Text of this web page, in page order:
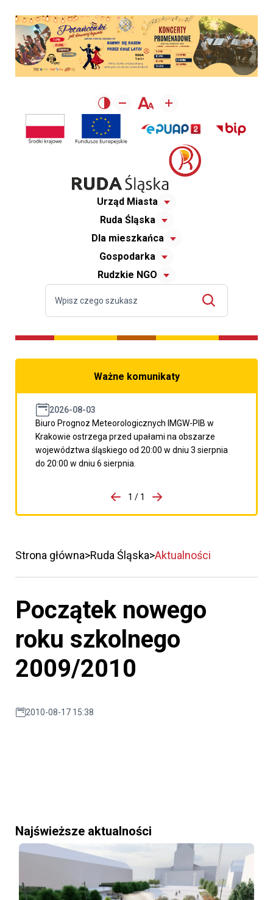
Urząd Miasta
Ruda Śląska
Dla mieszkańca
Gospodarka
Rudzkie NGO
Ważne komunikaty
2026-08-03
Biuro Prognoz Meteorologicznych IMGW-PIB w
Krakowie ostrzega przed upałami na obszarze
województwa śląskiego od 20:00 w dniu 3 sierpnia
do 20:00 w dniu 6 sierpnia.
porzpedniego komunikatu
1 / 1
Przejdź do następnego
Strona główna Ruda Śląska Aktualności
Początek nowego
roku szkolnego
2009/2010
2010-08-17 15:38
Najświeższe aktualności